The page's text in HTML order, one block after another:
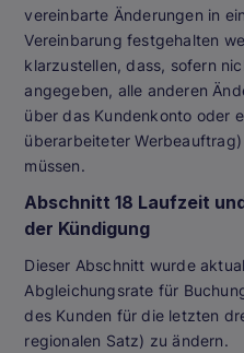
vereinbarte Änderungen in
Vereinbarung festgehalten
klarzustellen, dass, sofern
angegeben, alle anderen
über das Kundenkonto oder
überarbeiteter
müssen.
Abschnitt 18 Laufzeit
der Kündigung
Dieser Abschnitt wurde
Abgleichungsrate für
des Kunden für die letzten
regionalen Satz) zu ändern.